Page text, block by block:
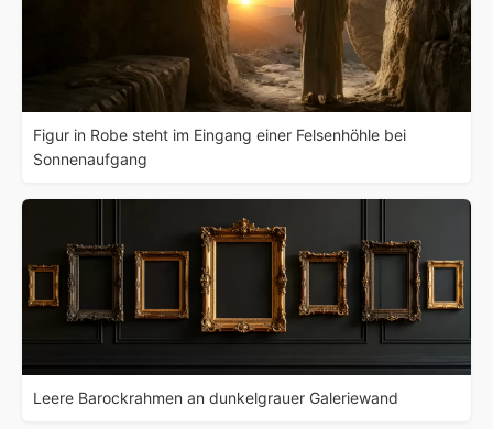
Figur in Robe steht im Eingang einer Felsenhöhle bei
Sonnenaufgang
Leere Barockrahmen an dunkelgrauer Galeriewand